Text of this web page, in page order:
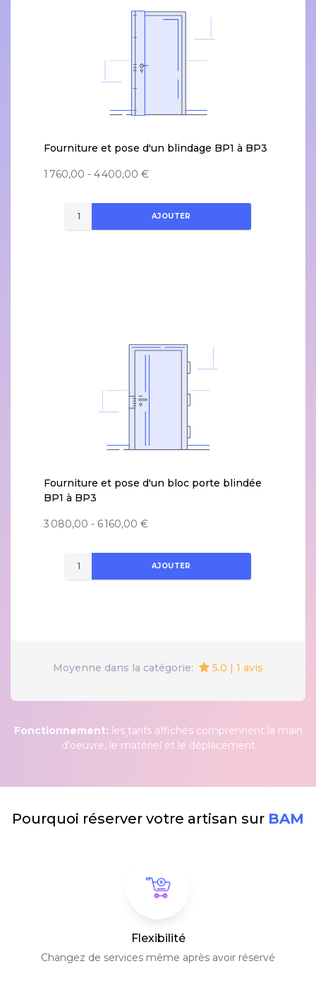
Fourniture et pose d'un blindage BP1 à BP3
1 760,00 - 4 400,00 €
AJOUTER
Fourniture et pose d'un bloc porte blindée
BP1 à BP3
3 080,00 - 6 160,00 €
AJOUTER
Moyenne dans la catégorie: 5.0 | 1 avis
Fonctionnement: les tarifs affichés comprennent la main
d'oeuvre, le matériel et le déplacement
Pourquoi réserver votre artisan sur BAM
Flexibilité
Changez de services même après avoir réservé